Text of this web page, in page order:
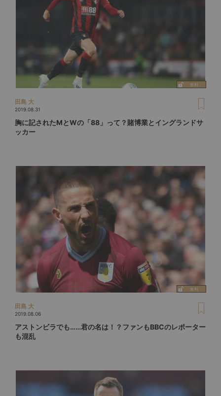
田島 大
2019.08.31
胸に記されたMとWの「88」って？賭博業とイングランドサ
ッカー
田島 大
2019.08.06
アストンビラでも……君の名は！？ファンもBBCのレポーター
も混乱